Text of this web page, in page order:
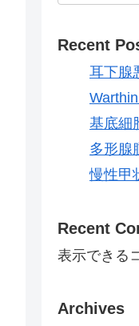
Recent
耳下腺
基底細
多形腺
慢性甲
Recent
表示できる
Archives